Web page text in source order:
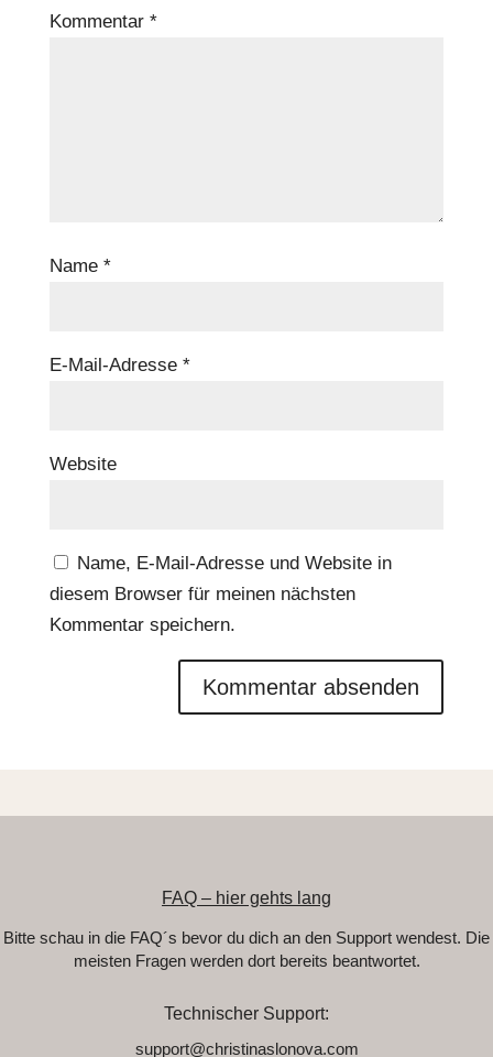
Kommentar *
Name *
E-Mail-Adresse *
Website
Name, E-Mail-Adresse und Website in
diesem Browser für meinen nächsten
Kommentar speichern.
FAQ – hier gehts lang
Bitte schau in die FAQ´s bevor du dich an den Support wendest. Die
meisten Fragen werden dort bereits beantwortet.
Technischer Support:
support@christinaslonova.com